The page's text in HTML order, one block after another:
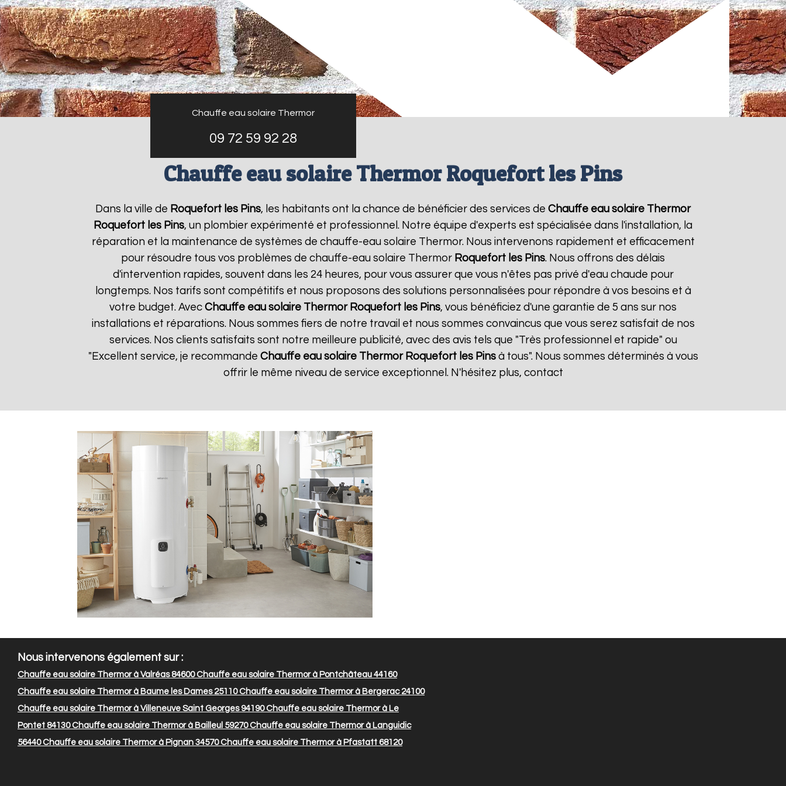
Chauffe eau solaire Thermor
09 72 59 92 28
Chauffe eau solaire Thermor Roquefort les Pins
Dans la ville de Roquefort les Pins, les habitants ont la chance de bénéficier des services de Chauffe eau solaire Thermor
Roquefort les Pins, un plombier expérimenté et professionnel. Notre équipe d'experts est spécialisée dans l'installation, la
réparation et la maintenance de systèmes de chauffe-eau solaire Thermor. Nous intervenons rapidement et efficacement
pour résoudre tous vos problèmes de chauffe-eau solaire Thermor Roquefort les Pins. Nous offrons des délais
d'intervention rapides, souvent dans les 24 heures, pour vous assurer que vous n'êtes pas privé d'eau chaude pour
longtemps. Nos tarifs sont compétitifs et nous proposons des solutions personnalisées pour répondre à vos besoins et à
votre budget. Avec Chauffe eau solaire Thermor Roquefort les Pins, vous bénéficiez d'une garantie de 5 ans sur nos
installations et réparations. Nous sommes fiers de notre travail et nous sommes convaincus que vous serez satisfait de nos
services. Nos clients satisfaits sont notre meilleure publicité, avec des avis tels que "Très professionnel et rapide" ou
"Excellent service, je recommande Chauffe eau solaire Thermor Roquefort les Pinsà tous". Nous sommes déterminés à vous
offrir le même niveau de service exceptionnel. N'hésitez plus, contact
Nous intervenons également sur :
Chauffe eau solaire Thermor à Valréas 84600Chauffe eau solaire Thermor à Pontchâteau 44160
Chauffe eau solaire Thermor à Baume les Dames 25110Chauffe eau solaire Thermor à Bergerac 24100
Chauffe eau solaire Thermor à Villeneuve Saint Georges 94190Chauffe eau solaire Thermor à Le
Pontet 84130Chauffe eau solaire Thermor à Bailleul 59270Chauffe eau solaire Thermor à Languidic
56440Chauffe eau solaire Thermor à Pignan 34570Chauffe eau solaire Thermor à Pfastatt 68120